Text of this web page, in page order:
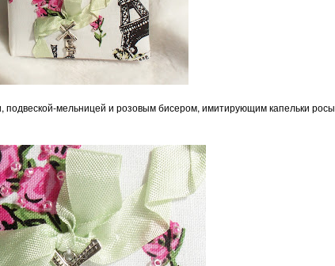
подвеской-мельницей и розовым бисером, имитирующим капельки